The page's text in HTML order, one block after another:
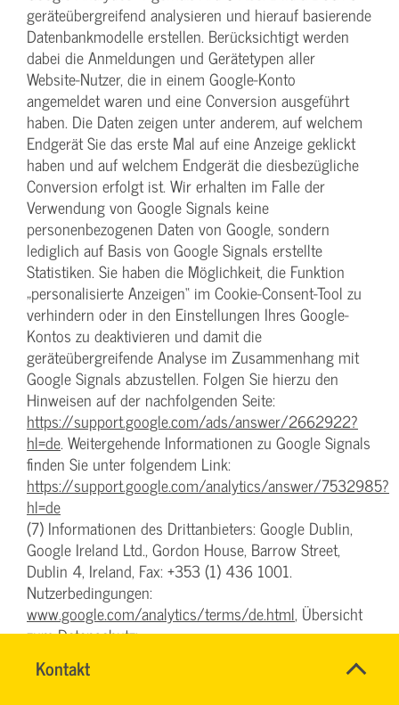
Kontakt
Name*
SVG-
Wiki
geräteübergreifend analysieren und hierauf basierende
Datenbankmodelle erstellen. Berücksichtigt werden
dabei die Anmeldungen und Gerätetypen aller
Website-Nutzer, die in einem Google-Konto
angemeldet waren und eine Conversion ausgeführt
haben. Die Daten zeigen unter anderem, auf welchem
Endgerät Sie das erste Mal auf eine Anzeige geklickt
haben und auf welchem Endgerät die diesbezügliche
Conversion erfolgt ist. Wir erhalten im Falle der
Verwendung von Google Signals keine
personenbezogenen Daten von Google, sondern
lediglich auf Basis von Google Signals erstellte
Statistiken. Sie haben die Möglichkeit, die Funktion
„personalisierte Anzeigen“ im Cookie-Consent-Tool zu
verhindern oder in den Einstellungen Ihres Google-
Kontos zu deaktivieren und damit die
geräteübergreifende Analyse im Zusammenhang mit
Google Signals abzustellen. Folgen Sie hierzu den
Hinweisen auf der nachfolgenden Seite:
https://support.google.com/ads/answer/2662922?
hl=de. Weitergehende Informationen zu Google Signals
finden Sie unter folgendem Link:
https://support.google.com/analytics/answer/7532985?
hl=de
(7) Informationen des Drittanbieters: Google Dublin,
Google Ireland Ltd., Gordon House, Barrow Street,
Dublin 4, Ireland, Fax: +353 (1) 436 1001.
Nutzerbedingungen:
www.google.com/analytics/terms/de.html, Übersicht
zum Datenschutz:
www.google.com/intl/de/analytics/learn/privacy.html
sowie die Datenschutzerklärung: